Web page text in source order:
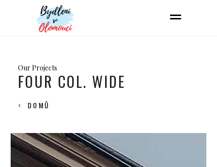
Our Projects
FOUR COL. WIDE
DOMŮ